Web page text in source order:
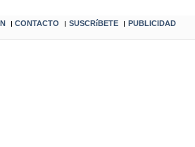
I CONTACTO I SUSCRíBETE I PUBLICIDAD